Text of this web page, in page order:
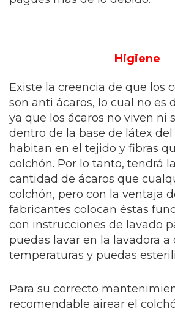
Higiene
Existe la creencia de que los
son anti ácaros, lo cual no es
ya que los ácaros no viven ni
dentro de la base de látex del
habitan en el tejido y fibras
colchón. Por lo tanto, tendrá
cantidad de ácaros que
colchón, pero con la ventaja
fabricantes colocan éstas
con instrucciones de lavado
puedas lavar en la lavadora a
temperaturas y puedas
Para su correcto
recomendable airear el